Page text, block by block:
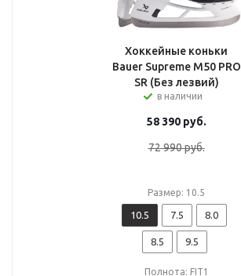
Хоккейные коньки
Bauer Supreme M50 PRO
SR (Без лезвий)
в наличии
58 390руб.
72 990руб.
Размер: 10.5
10.5 7.5 8.0
8.5 9.5
Полнота: FIT1